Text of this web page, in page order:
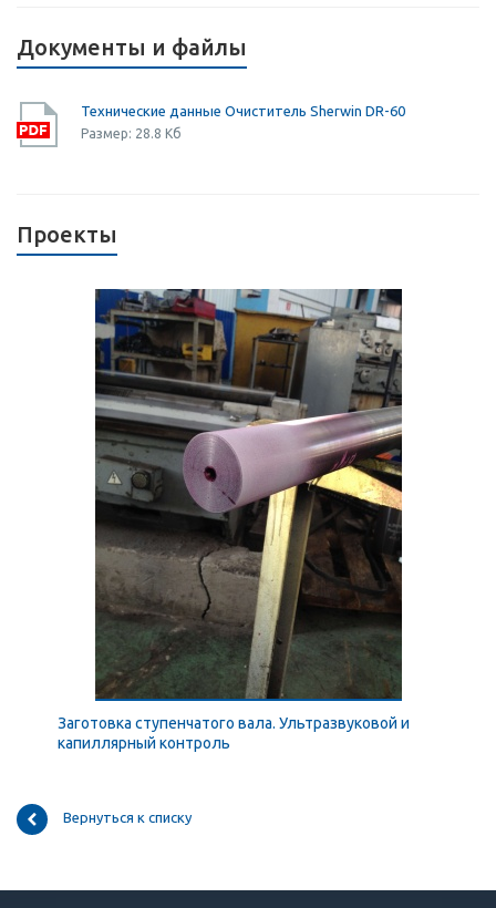
Документы и файлы
Технические данные Очиститель Sherwin DR-60
Размер: 28.8 Кб
Проекты
Заготовка ступенчатого вала. Ультразвуковой и
капиллярный контроль
Вернуться к списку